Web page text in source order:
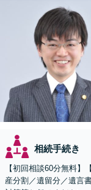
相続手続き
【初回相談60分無料
産分割／遺留分／遺言